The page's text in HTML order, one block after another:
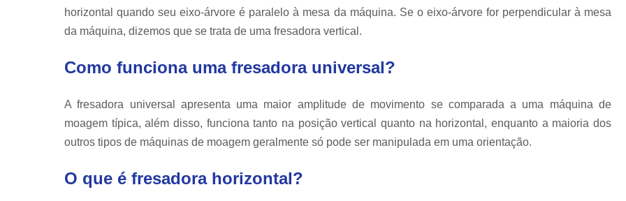
Moldes para
Moldes para Peças Plásticas
Produção de Moldes para Automóveis
horizontal quando seu eixo-árvore é paralelo à mesa da máquina. Se o eixo-árvore for perpendicular à mesa
da máquina, dizemos que se trata de uma fresadora vertical.
Como funciona uma fresadora universal?
A fresadora universal apresenta uma maior amplitude de movimento se comparada a uma máquina de
moagem típica, além disso, funciona tanto na posição vertical quanto na horizontal, enquanto a maioria dos
outros tipos de máquinas de moagem geralmente só pode ser manipulada em uma orientação.
O que é fresadora horizontal?